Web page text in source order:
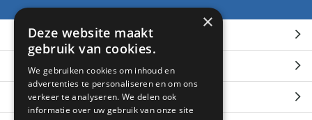
Klantenservice
Mijn account
Categorieën
×
Deze website maakt
gebruik van cookies.
We gebruiken cookies om inhoud en
advertenties te personaliseren en om ons
verkeer te analyseren. We delen ook
informatie over uw gebruik van onze site